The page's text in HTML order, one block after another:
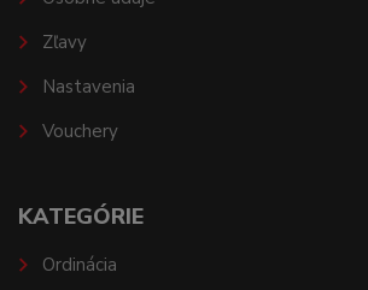
Zľavy
Nastavenia
Vouchery
KATEGÓRIE
Ordinácia